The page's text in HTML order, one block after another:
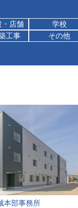
・店舗
学校
工事 その他
本部事務所